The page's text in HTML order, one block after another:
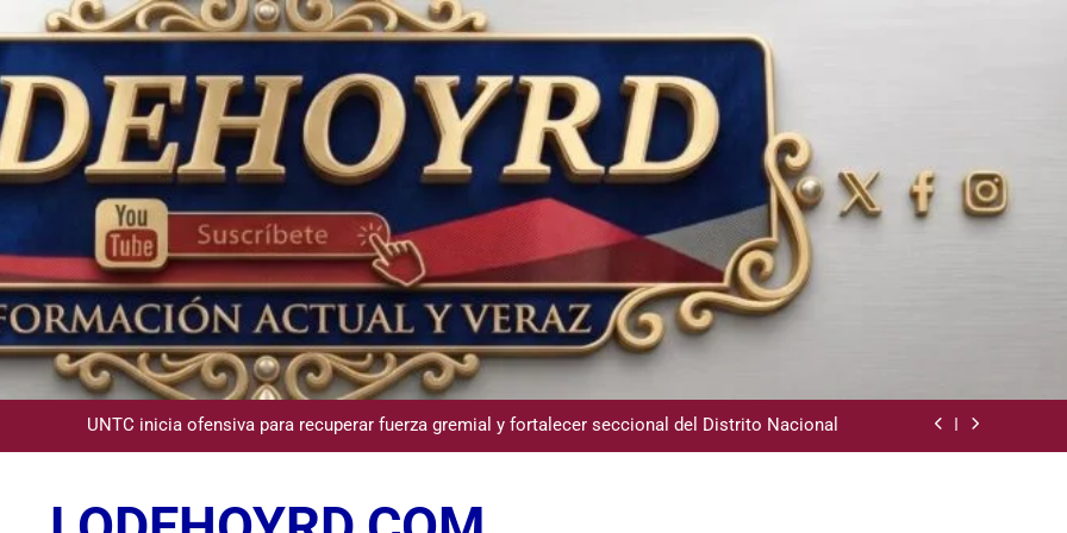
Comisión Hípica Nacional admite emisión de miles de licencias para instalación de agencias hípicas en
agencias de loterías
Guanin reconoce a Lora & Asociados por su compromiso con la comunidad y la abogacía Pro Bono
UNTC inicia ofensiva para recuperar fuerza gremial y fortalecer seccional del Distrito Nacional